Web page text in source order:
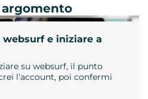
e iniziare a
su websurf, il punto
l’account, poi confermi